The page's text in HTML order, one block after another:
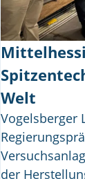
Welt
Vogelsberger
der